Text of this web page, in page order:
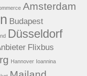
Amsterdam
Budapest
Düsseldorf
Flixbus
Hannover Ioannina